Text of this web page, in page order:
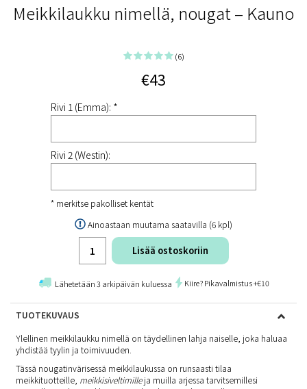
Meikkilaukku nimellä, nougat – Kauno
(6)
€43
Rivi 1 (Emma): *
Rivi 2 (Westin):
* merkitse pakolliset kentät
Ainoastaan muutama saatavilla (6 kpl)
Lisää ostoskoriin
Lähetetään 3 arkipäivän kuluessa Kiire? Pikavalmistus +€10
TUOTEKUVAUS
Ylellinen meikkilaukku nimellä on täydellinen lahja naiselle, joka haluaa
yhdistää tyylin ja toimivuuden.
Tässä nougatinvärisessä meikkilaukussa on runsaasti tilaa
meikkituotteille, meikkisiveltimilleja muilla arjessa tarvitsemillesi